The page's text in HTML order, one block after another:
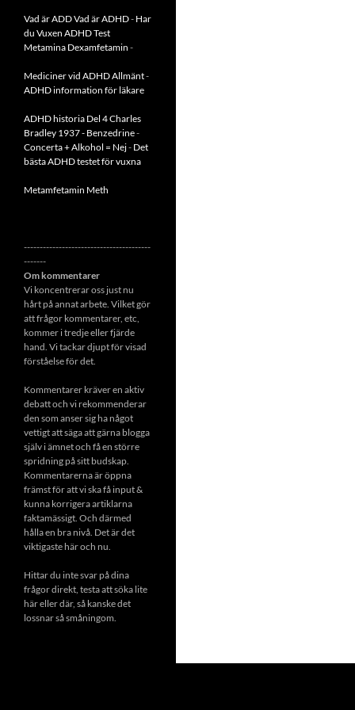
Vad är ADDVad är ADHD- Har
du Vuxen ADHD Test
Metamina Dexamfetamin -
Mediciner vid ADHD Allmänt-
ADHD information för läkare
ADHD historia Del 4 Charles
Bradley 1937 - Benzedrine-
Concerta + Alkohol = Nej- Det
bästa ADHD testet för vuxna
Metamfetamin Meth
----------------------------------------
-------
Om kommentarer
Vi koncentrerar oss just nu
hårt på annat arbete. Vilket gör
att frågor kommentarer, etc,
kommer i tredje eller fjärde
hand. Vi tackar djupt för visad
förståelse för det.
Kommentarer kräver en aktiv
debatt och vi rekommenderar
den som anser sig ha något
vettigt att säga att gärna blogga
själv i ämnet och få en större
spridning på sitt budskap.
Kommentarerna är öppna
främst för att vi ska få input &
kunna korrigera artiklarna
faktamässigt. Och därmed
hålla en bra nivå. Det är det
viktigaste här och nu.
Hittar du inte svar på dina
frågor direkt, testa att söka lite
här eller där, så kanske det
lossnar så småningom.